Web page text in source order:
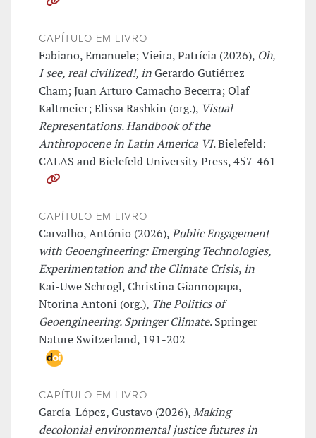
CAPÍTULO EM LIVRO
Fabiano, Emanuele; Vieira, Patrícia (2026), Oh,
I see, real civilized!,inGerardo Gutiérrez
Cham; Juan Arturo Camacho Becerra; Olaf
Kaltmeier; Elissa Rashkin (org.), Visual
Representations. Handbook of the
Anthropocene in Latin America VI. Bielefeld:
CALAS and Bielefeld University Press, 457-461
CAPÍTULO EM LIVRO
Carvalho, António (2026),Public Engagement
with Geoengineering: Emerging Technologies,
Experimentation and the Climate Crisis,in
Kai-Uwe Schrogl, Christina Giannopapa,
Ntorina Antoni (org.), The Politics of
Geoengineering. Springer Climate. Springer
Nature Switzerland, 191-202
CAPÍTULO EM LIVRO
García-López, Gustavo (2026),Making
decolonial environmental justice futures in